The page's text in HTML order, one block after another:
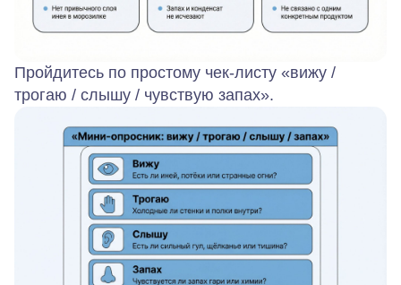
Пройдитесь по простому чек‑листу «вижу /
трогаю / слышу / чувствую запах».